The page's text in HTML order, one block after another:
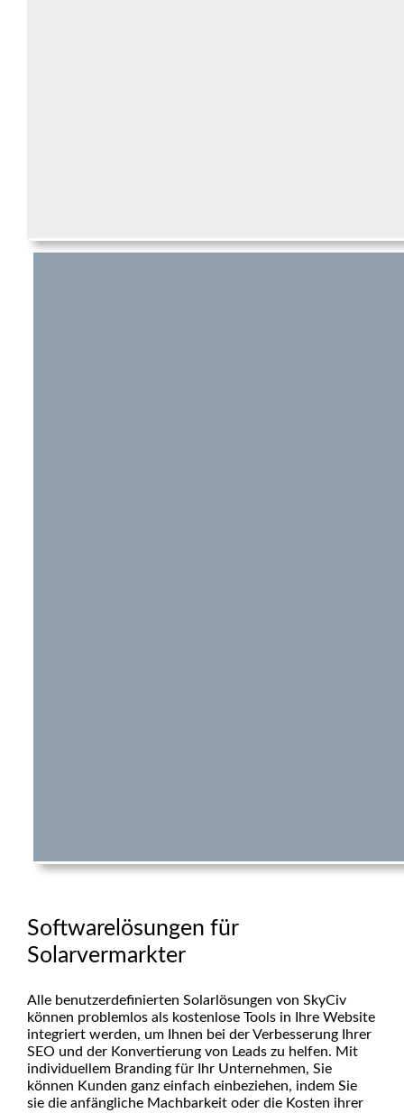
Softwarelösungen für
Solarvermarkter
Alle benutzerdefinierten Solarlösungen von SkyCiv
können problemlos als kostenlose Tools in Ihre Website
integriert werden, um Ihnen bei der Verbesserung Ihrer
SEO und der Konvertierung von Leads zu helfen. Mit
individuellem Branding für Ihr Unternehmen, Sie
können Kunden ganz einfach einbeziehen, indem Sie
sie die anfängliche Machbarkeit oder die Kosten ihrer